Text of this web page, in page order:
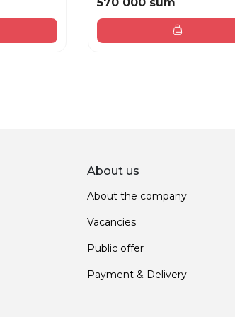
About us
About the company
Vacancies
Public offer
Payment & Delivery